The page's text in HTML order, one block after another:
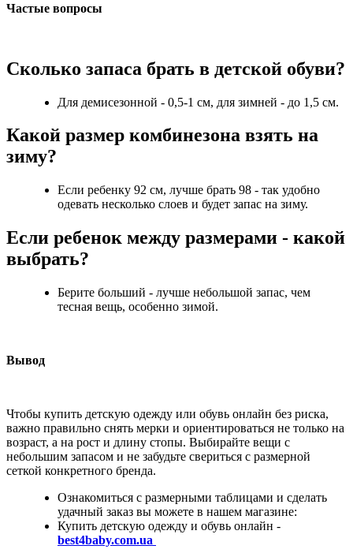
Частые вопросы
Сколько запаса брать в детской обуви?
Для демисезонной - 0,5-1 см, для зимней - до 1,5 см.
Какой размер комбинезона взять на
зиму?
Если ребенку 92 см, лучше брать 98 - так удобно
одевать несколько слоев и будет запас на зиму.
Если ребенок между размерами - какой
выбрать?
Берите больший - лучше небольшой запас, чем
тесная вещь, особенно зимой.
Вывод
Чтобы купить детскую одежду или обувь онлайн без риска,
важно правильно снять мерки и ориентироваться не только на
возраст, а на рост и длину стопы. Выбирайте вещи с
небольшим запасом и не забудьте свериться с размерной
сеткой конкретного бренда.
Ознакомиться с размерными таблицами и сделать
удачный заказ вы можете в нашем магазине:
Купить детскую одежду и обувь онлайн -
best4baby.com.ua